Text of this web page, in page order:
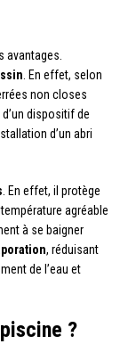
avantages.
. En effet, selon
non closes
dispositif de
d’un abri
. En effet, il protège
agréable
à se baigner
, réduisant
de l’eau et
?